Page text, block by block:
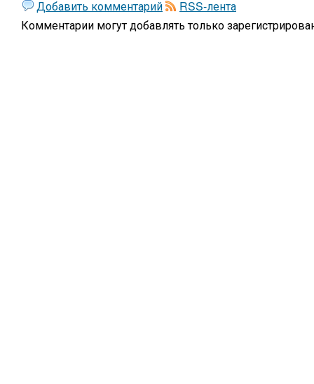
Добавить комментарий
RSS-лента
Комментарии могут добавлять только